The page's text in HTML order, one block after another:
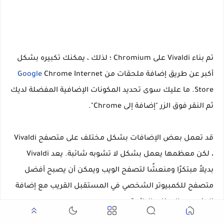
تم بناء Vivaldi على Chromium ؛ لذلك ، يمكنك تكبيره بشكل
أكبر عن طريق إضافة ملحقات من
Google Chrome Internet
Store. ما عليك سوى تحديد المكونات الإضافية المفضلة لديك
ثم النقر فوق الزر "إضافة إلى Chrome".
قد تعمل بعض الإضافات بشكل مختلف على متصفح Vivaldi
، لكن معظمها يعمل بشكل لا تشوبه شائبة. يعد Vivaldi
بديلاً مبتكرًا ومنعشًا لتصفح الويب ويمكن أن يصبح أفضل
متصفح للكمبيوتر الشخصي في المستقبل القريب مع إضافة